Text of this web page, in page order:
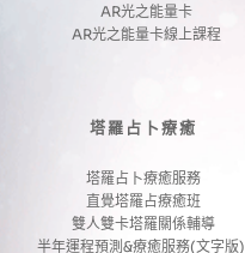
AR光之能量卡
AR光之能量卡線上課程
塔羅占卜療癒
塔羅占卜療癒服務
直覺塔羅占療癒班
雙人雙卡塔羅關係輔導
半年運程預測&療癒服務(文字版)